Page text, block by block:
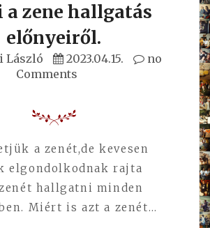
a zene hallgatás
előnyeiről.
László 2023.04.15.
no
Comments
a zenét,de kevesen
elgondolkodnak rajta
hallgatni minden
Miért is azt a zenét…